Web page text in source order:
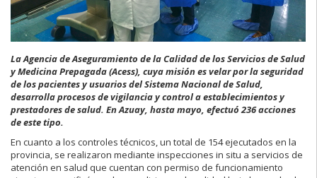
La Agencia de Aseguramiento de la Calidad de los Servicios de Salud
y Medicina Prepagada (Acess), cuya misión es velar por la seguridad
de los pacientes y usuarios del Sistema Nacional de Salud,
desarrolla procesos de vigilancia y control a establecimientos y
prestadores de salud. En Azuay, hasta mayo, efectuó 236 acciones
de este tipo.
En cuanto a los controles técnicos, un total de 154 ejecutados en la
provincia, se realizaron mediante inspecciones in situ a servicios de
atención en salud que cuentan con permiso de funcionamiento